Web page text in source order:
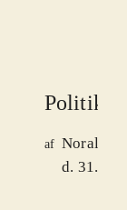
Politiken
af Noralv
d. 31.